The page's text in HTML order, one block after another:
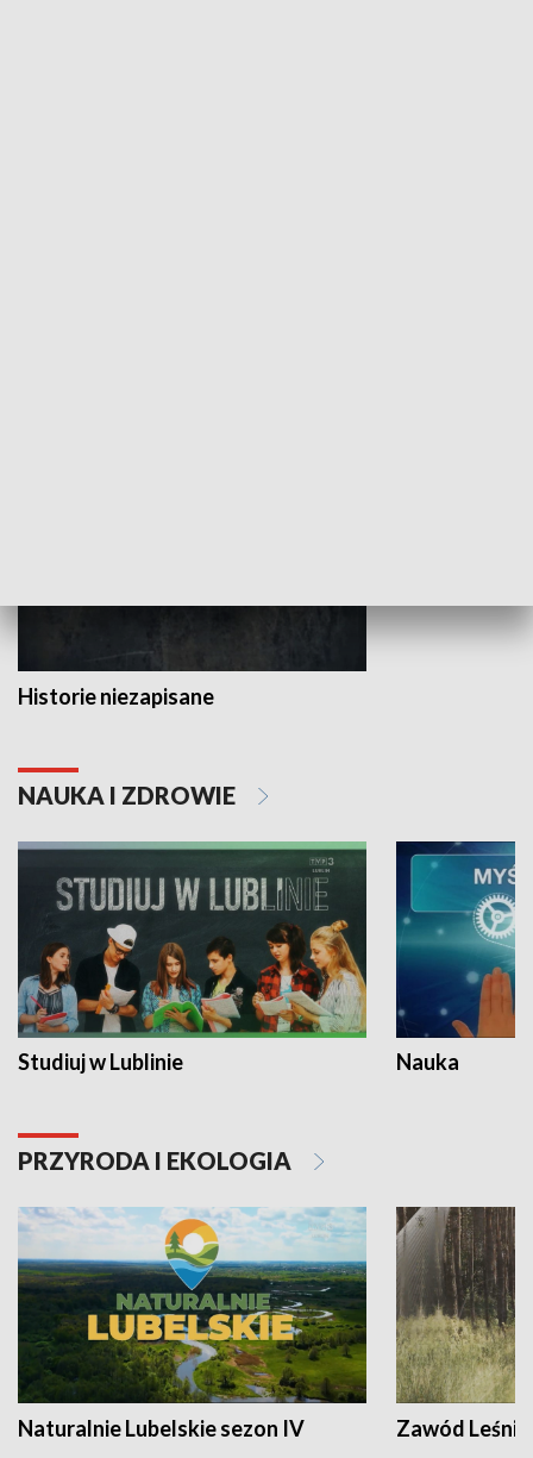
Historie niezapisane
NAUKA I ZDROWIE
Studiuj w Lublinie Nauka
PRZYRODA I EKOLOGIA
Naturalnie Lubelskie sezon IV Zawód Leśnik